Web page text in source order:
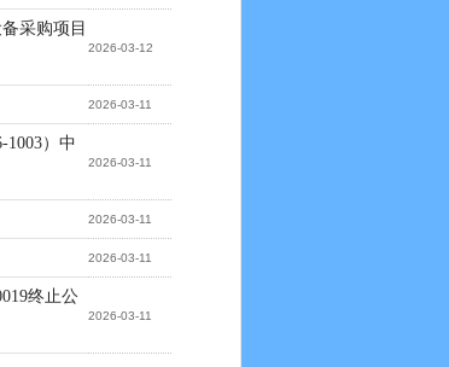
采购项目
2026-03-12
2026-03-11
1003）中
2026-03-11
2026-03-11
2026-03-11
终止公
2026-03-11